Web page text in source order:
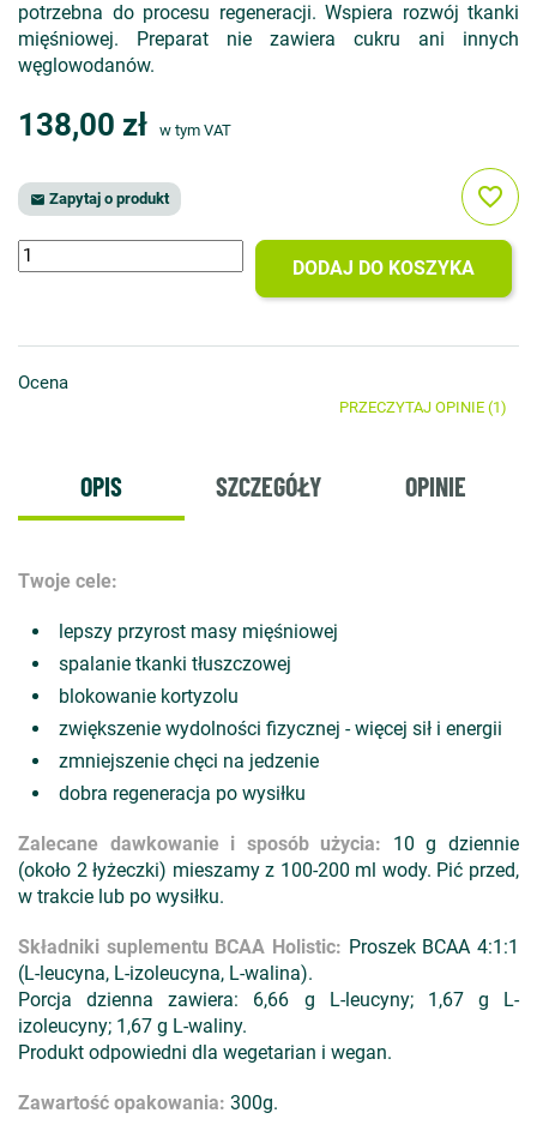
potrzebna do procesu regeneracji. Wspiera rozwój tkanki
mięśniowej. Preparat nie zawiera cukru ani innych
węglowodanów.
138,00 zł w tym VAT
 Zapytaj o produkt
DODAJ DO KOSZYKA
favorite_border
Ocena
PRZECZYTAJ OPINIE (1)
OPIS SZCZEGÓŁY OPINIE
Twoje cele:
lepszy przyrost masy mięśniowej
spalanie tkanki tłuszczowej
blokowanie kortyzolu
zwiększenie wydolności fizycznej - więcej sił i energii
zmniejszenie chęci na jedzenie
dobra regeneracja po wysiłku
Zalecane dawkowanie i sposób użycia: 10 g dziennie
(około 2 łyżeczki) mieszamy z 100-200 ml wody. Pić przed,
w trakcie lub po wysiłku.
Składniki suplementu BCAA Holistic: Proszek BCAA 4:1:1
(L-leucyna, L-izoleucyna, L-walina).
Porcja dzienna zawiera: 6,66 g L-leucyny; 1,67 g L-
izoleucyny; 1,67 g L-waliny.
Produkt odpowiedni dla wegetarian i wegan.
Zawartość opakowania: 300g.